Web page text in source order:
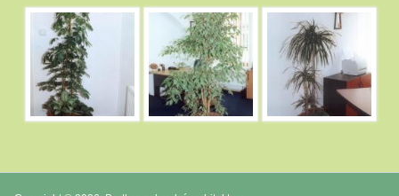
image_39.jpg image_39_0001.jpg image_39_0002.jpg